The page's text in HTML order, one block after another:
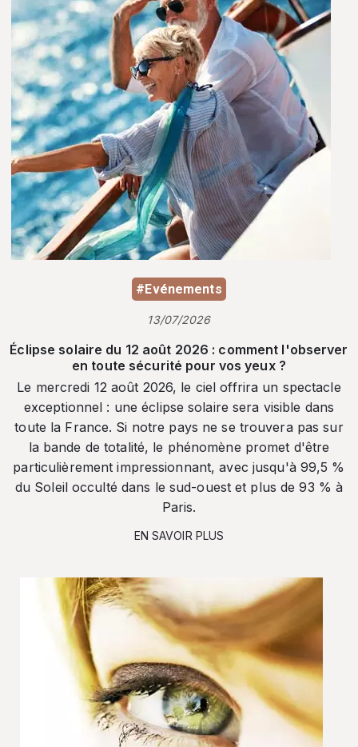
#Evénements
13/07/2026
Éclipse solaire du 12 août 2026 : comment l'observer
en toute sécurité pour vos yeux ?
Le mercredi 12 août 2026, le ciel offrira un spectacle
exceptionnel : une éclipse solaire sera visible dans
toute la France. Si notre pays ne se trouvera pas sur
la bande de totalité, le phénomène promet d'être
particulièrement impressionnant, avec jusqu'à 99,5 %
du Soleil occulté dans le sud-ouest et plus de 93 % à
Paris.
EN SAVOIR PLUS